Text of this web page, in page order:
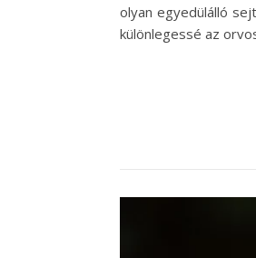
olyan egyedülálló
különlegessé az